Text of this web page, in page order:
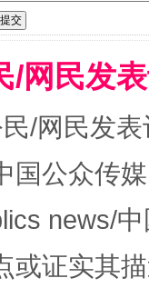
！段成刚被判无期
计划来了！等你上场
/网民发
/网民发
国公众传
news/
或证实其